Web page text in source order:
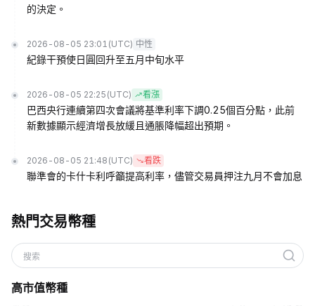
的決定。
2026-08-05 23:01 (UTC) 中性
紀錄干預使日圓回升至五月中旬水平
2026-08-05 22:25 (UTC) 看漲
巴西央行連續第四次會議將基準利率下調0.25個百分點，此前
新數據顯示經濟增長放緩且通脹降幅超出預期。
2026-08-05 21:48 (UTC) 看跌
聯準會的卡什卡利呼籲提高利率，儘管交易員押注九月不會加息
熱門交易幣種
搜索
高市值幣種